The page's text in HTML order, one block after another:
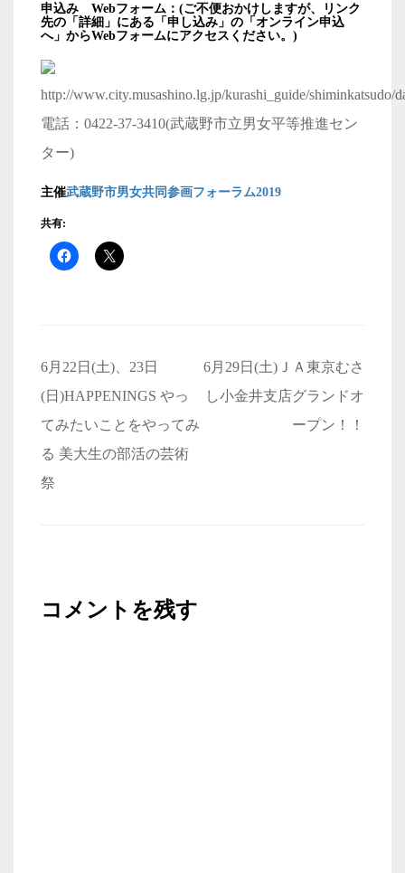
申込み Webフォーム：(ご不便おかけしますが、リンク
先の「詳細」にある「申し込み」の「オンライン申込
へ」からWebフォームにアクセスください。)
http://www.city.musashino.lg.jp/kurashi_guide/shiminkatsudo/
電話：0422-37-3410(武蔵野市立男女平等推進セン
ター)
主催武蔵野市男女共同参画フォーラム2019
共有:
投
稿
ナ
ビ
ゲ
ン
6月22日(土)、23日
(日)HAPPENINGS やっ
てみたいことをやってみ
る 美大生の部活の芸術
祭
6月29日(土)ＪＡ東京むさ
し小金井支店グランドオ
ープン！！
コメントを残す